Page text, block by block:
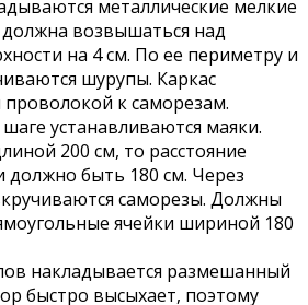
металлические мелкие
должна возвышаться над
на 4 см. По ее периметру и
шурупы. Каркас
проволокой к саморезам.
устанавливаются маяки.
200 см, то расстояние
быть 180 см. Через
саморезы. Должны
ячейки шириной 180
накладывается размешанный
быстро высыхает, поэтому